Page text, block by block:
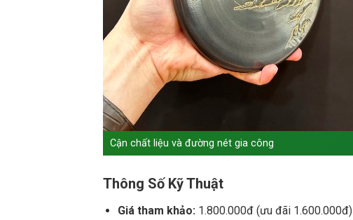
Cận chất liệu và đường nét gia công
Thông Số Kỹ Thuật
Giá tham khảo:1.800.000đ (ưu đãi 1.600.000đ)